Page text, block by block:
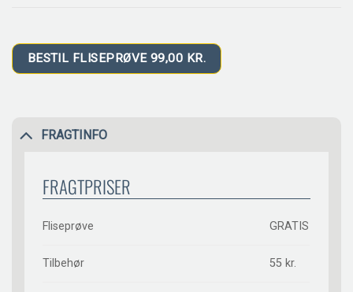
FRAGTINFO
FRAGTPRISER
Fliseprøve GRATIS
Tilbehør 55 kr.
BESTIL FLISEPRØVE 99,00 KR.